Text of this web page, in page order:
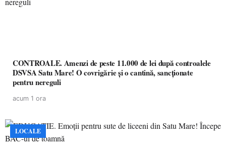
CONTROALE. Amenzi de peste 11.000 de lei după controalele
DSVSA Satu Mare! O covrigărie și o cantină, sancționate
pentru nereguli
acum 1 ora
LOCALE